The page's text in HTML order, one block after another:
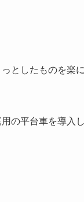
としたものを楽
の平台車を導入